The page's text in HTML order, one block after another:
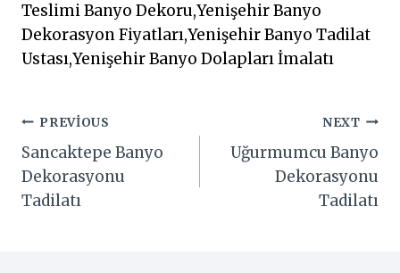
Teslimi Banyo Dekoru,Yenişehir Banyo
Dekorasyon Fiyatları,Yenişehir Banyo Tadilat
Ustası,Yenişehir Banyo Dolapları İmalatı
Yazı
gezinmesi
PREVIOUS
Sancaktepe Banyo
Dekorasyonu
Tadilatı
NEXT
Uğurmumcu Banyo
Dekorasyonu
Tadilatı